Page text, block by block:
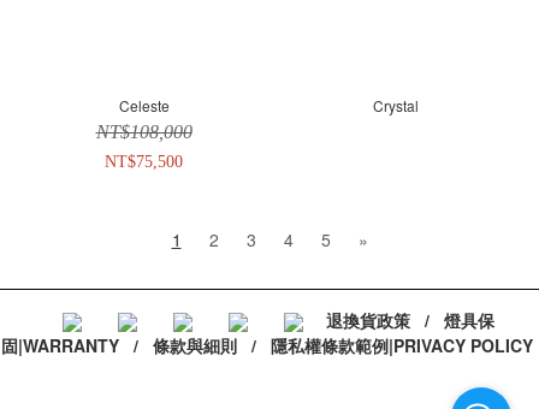
Celeste
NT$108,000
NT$75,500
Crystal
1 2 3 4 5 »
退換貨政策 / 燈具保
固|WARRANTY / 條款與細則 / 隱私權條款範例|PRIVACY POLICY